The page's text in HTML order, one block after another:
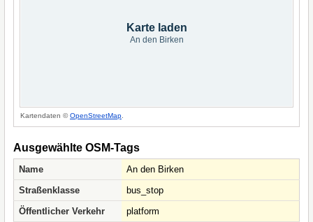
Karte laden
An den Birken
Kartendaten ©OpenStreetMap
Ausgewählte OSM-Tags
Name
An den Birken
Straßenklasse
bus_stop
Öffentlicher Verkehr
platform